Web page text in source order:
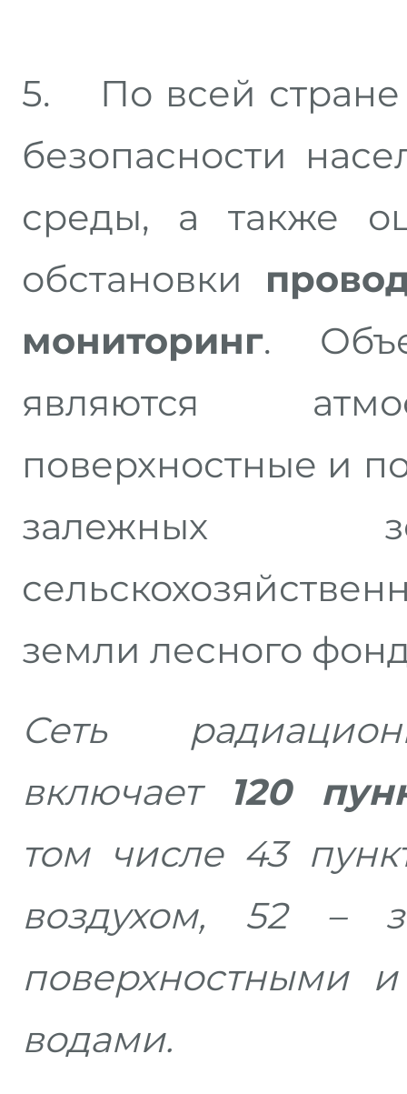
5. По всей стране
безопасности
среды, а также
обстановки
мониторинг.
являются
поверхностные и
залежных
земли лесного
Сеть
включает
120
том числе 43
воздухом, 52 –
поверхностными
водами.